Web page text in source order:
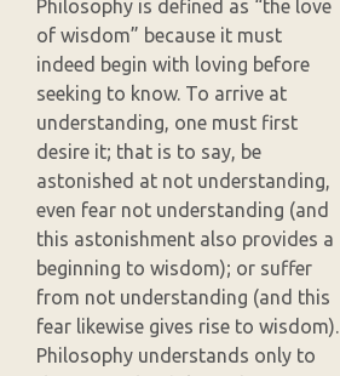
Philosophy is defined as “the love
of wisdom” because it must
indeed begin with loving before
seeking to know. To arrive at
understanding, one must first
desire it; that is to say, be
astonished at not understanding,
even fear not understanding (and
this astonishment also provides a
beginning to wisdom); or suffer
from not understanding (and this
fear likewise gives rise to wisdom).
Philosophy understands only to